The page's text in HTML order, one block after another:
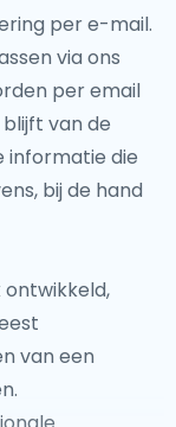
per e-mail.
via ons
per email
van de
informatie die
bij de hand
ontwikkeld,
van een